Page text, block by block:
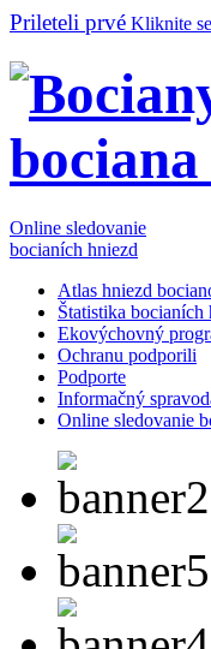
Prileteli prvé Kliknite
Online sledovanie
bocianích hniezd
Atlas hniezd
Štatistika bocianích
Ekovýchovný
Ochranu podporili
Podporte
Informačný
Online sledovanie